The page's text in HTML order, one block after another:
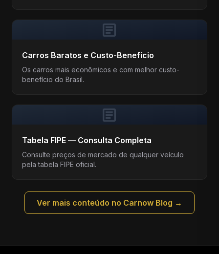
article
Carros Baratos e Custo-Benefício
Os carros mais econômicos e com melhor custo-
benefício do Brasil.
article
Tabela FIPE — Consulta Completa
Consulte preços de mercado de qualquer veículo
pela tabela FIPE oficial.
Ver mais conteúdo no Carnow Blog →